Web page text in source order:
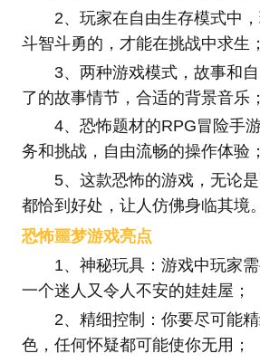
2、玩家在自由生存模式中
斗智斗勇的，才能在挑战中求生；
3、两种游戏模式，故事和
了的故事情节，合适的背景音乐；
4、恐怖题材的RPG冒险手
务和挑战，自由流畅的操作体验；
5、这款恐怖的游戏，无论
都恰到好处，让人仿佛身临其境。
恐怖噩梦游戏亮点
1、神秘玩具：游戏中玩家
一个迷人又令人不安的娃娃屋；
2、精细控制：你要尽可能
色，任何怀疑都可能使你无用；